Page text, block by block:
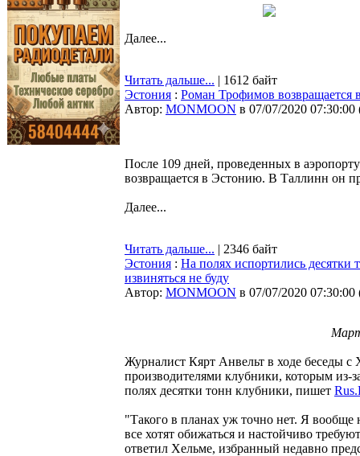
Далее...
Читать дальше... | 1612 байт
Эстония : Роман Трофимов возвращается
Автор: MONMOON в 07/07/2020 07:30:00
После 109 дней, проведенных в
возвращается в Эстонию. В Таллинн он
Далее...
Читать дальше... | 2346 байт
Эстония : На полях испортились
извиняться не буду
Автор: MONMOON в 07/07/2020 07:30:00
Журналист Кярт Анвельт в ходе беседы с
производителями клубники, которым из-
полях десятки тонн клубники, пишет
"Такого в планах уж точно нет. Я
все хотят обижаться и настойчиво
ответил Хельме, избранный недавно